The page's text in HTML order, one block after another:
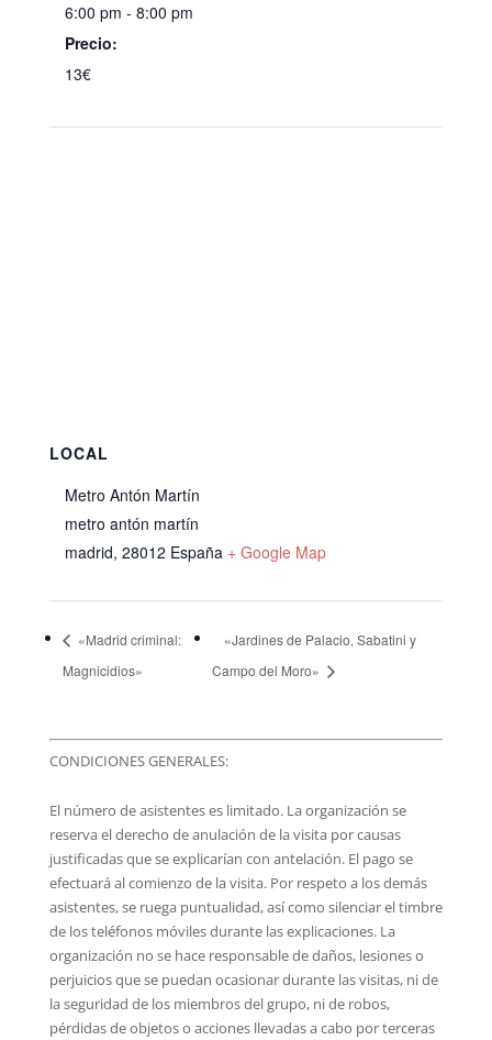
6:00 pm - 8:00 pm
Precio:
13€
LOCAL
Metro Antón Martín
metro antón martín
madrid, 28012 España + Google Map
«Madrid criminal:
Magnicidios»
«Jardines de Palacio, Sabatini y
Campo del Moro»
CONDICIONES GENERALES:
El número de asistentes es limitado. La organización se
reserva el derecho de anulación de la visita por causas
justificadas que se explicarían con antelación. El pago se
efectuará al comienzo de la visita. Por respeto a los demás
asistentes, se ruega puntualidad, así como silenciar el timbre
de los teléfonos móviles durante las explicaciones. La
organización no se hace responsable de daños, lesiones o
perjuicios que se puedan ocasionar durante las visitas, ni de
la seguridad de los miembros del grupo, ni de robos,
pérdidas de objetos o acciones llevadas a cabo por terceras